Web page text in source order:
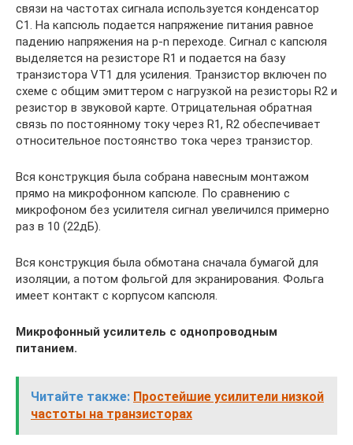
связи на частотах сигнала используется конденсатор
C1. На капсюль подается напряжение питания равное
падению напряжения на p-n переходе. Сигнал с капсюля
выделяется на резисторе R1 и подается на базу
транзистора VT1 для усиления. Транзистор включен по
схеме с общим эмиттером с нагрузкой на резисторы R2 и
резистор в звуковой карте. Отрицательная обратная
связь по постоянному току через R1, R2 обеспечивает
относительное постоянство тока через транзистор.
Вся конструкция была собрана навесным монтажом
прямо на микрофонном капсюле. По сравнению с
микрофоном без усилителя сигнал увеличился примерно
раз в 10 (22дБ).
Вся конструкция была обмотана сначала бумагой для
изоляции, а потом фольгой для экранирования. Фольга
имеет контакт с корпусом капсюля.
Микрофонный усилитель с однопроводным
питанием.
Читайте также: Простейшие усилители низкой
частоты на транзисторах